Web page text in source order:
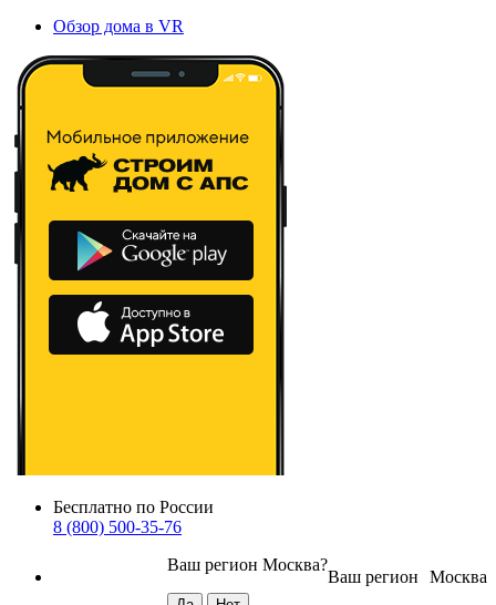
Обзор дома в VR
Бесплатно по России
8 (800) 500-35-76
Москва
Ваш регион
Ваш регион Москва?